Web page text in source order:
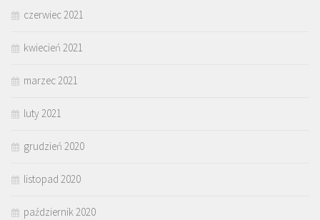
czerwiec 2021
kwiecień 2021
marzec 2021
luty 2021
grudzień 2020
listopad 2020
październik 2020